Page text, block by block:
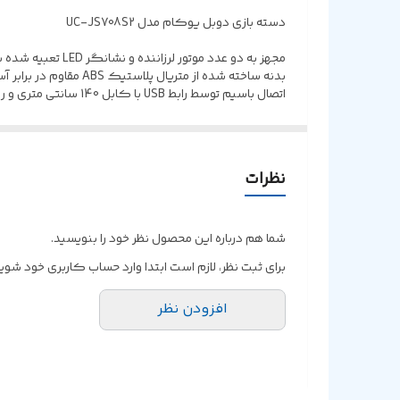
دسته بازی دوبل یوکام مدل UC-JS708S2
مجهز به دو عدد موتور لرزاننده و نشانگر LED تعبیه شده بر روی بدنه به منظور نمایش وضعیت کارکرد
بدنه ساخته شده از متریال پلاستیک ABS مقاوم در برابر آسیب های فیزیکی، مجهز به 17 عدد کلید فیزیکی
اتصال باسیم توسط رابط USB با کابل 140 سانتی متری و روکش از جنس پلاستیک TPE مقاوم در برابر گره خوردگی، پارگی و کشش
نظرات
شما هم درباره این محصول نظر خود را بنویسید.
برای ثبت نظر، لازم است ابتدا وارد حساب کاربری خود
افزودن نظر